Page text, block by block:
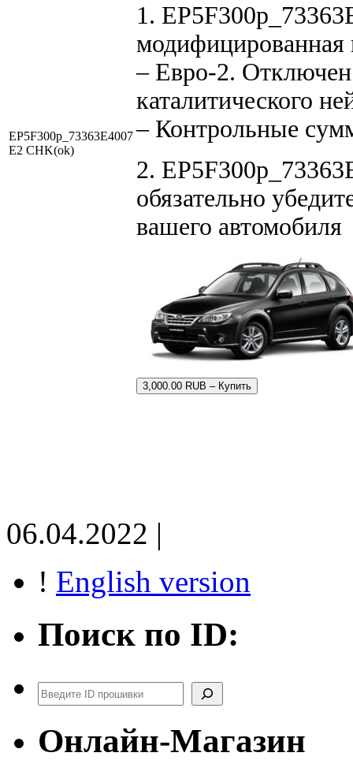
EP5F300p_73363E4007
E2 CHK(ok)
1.
– Евро-2. Отключен
каталитического
– Контрольные
2.
обязательно
вашего автомобиля
3,000.00 RUB – Купить
06.04.2022 |
! English version
Поиск по ID:
Поиск
Онлайн-Магазин